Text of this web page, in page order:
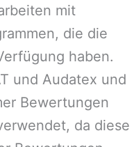
mit
die die
haben.
und Audatex und
Bewertungen
da diese